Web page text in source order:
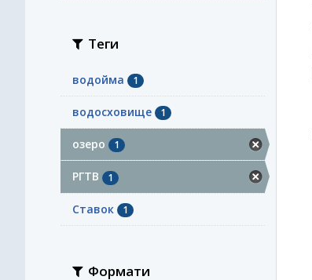
Теги
водойма 1
водосховище 1
озеро 1
РГТВ 1
Ставок 1
Формати